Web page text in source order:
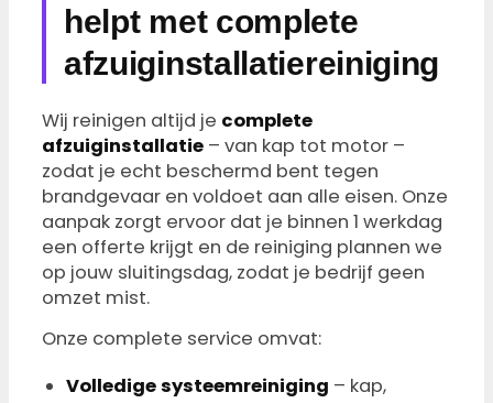
helpt met complete
afzuiginstallatiereiniging
Wij reinigen altijd je complete
afzuiginstallatie – van kap tot motor –
zodat je echt beschermd bent tegen
brandgevaar en voldoet aan alle eisen. Onze
aanpak zorgt ervoor dat je binnen 1 werkdag
een offerte krijgt en de reiniging plannen we
op jouw sluitingsdag, zodat je bedrijf geen
omzet mist.
Onze complete service omvat:
Volledige systeemreiniging – kap,